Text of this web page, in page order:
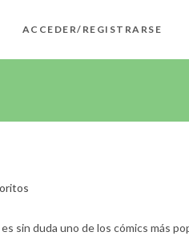
ACCEDER/REGISTRARSE
sin duda uno de los cómics más